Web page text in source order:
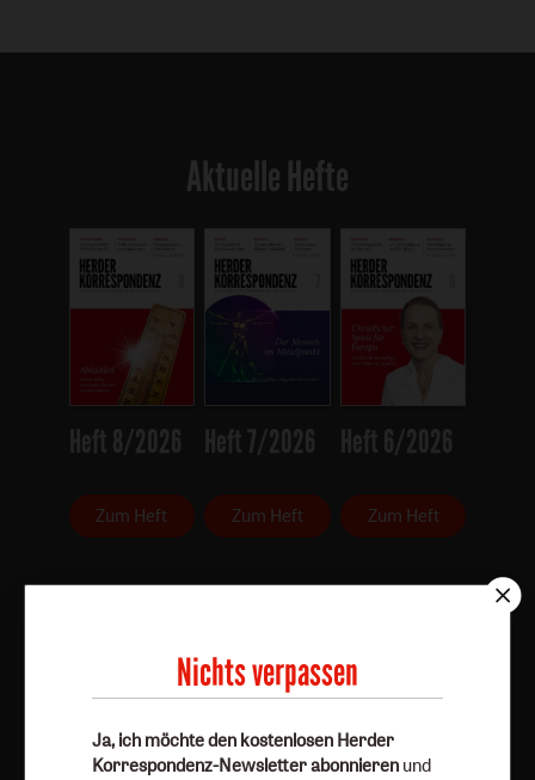
Aktuelle Hefte
Heft 8/2026
Zum Heft
Heft 7/2026
Zum Heft
Heft 6/2026
Zum Heft
Abo bestellen
Nichts verpassen
Ja, ich möchte den kostenlosen Herder
Korrespondenz-Newsletter abonnieren und